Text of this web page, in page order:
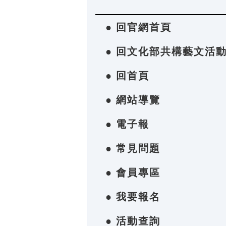
● 回官網首頁
● 回文化部共構藝文活
● 回首頁
● 網站導覽
● 電子報
● 常見問題
● 會員專區
● 我要報名
● 活動查詢